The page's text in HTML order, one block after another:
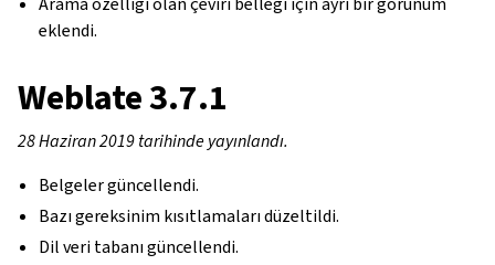
eklendi.
Weblate 3.7.1
28 Haziran 2019 tarihinde yayınlandı.
Belgeler güncellendi.
Bazı gereksinim kısıtlamaları düzeltildi.
Dil veri tabanı güncellendi.